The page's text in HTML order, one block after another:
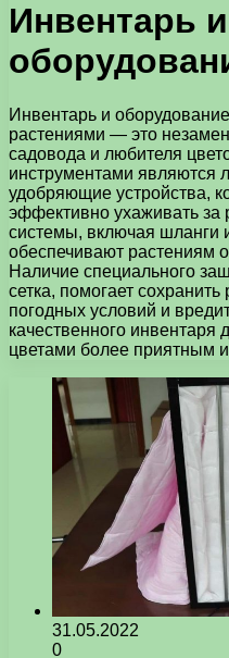
Инвентарь и
Инвентарь и
растениями — это
садовода и любителя
инструментами являются
удобряющие устройства,
эффективно ухаживать
системы, включая шланги
обеспечивают растениям
Наличие специального
сетка, помогает
погодных условий и
качественного инвентаря
цветами более приятным
31.05.2022
0